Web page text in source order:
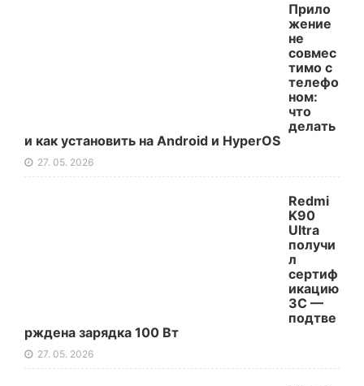
Прило
жение
не
совмес
тимо с
телефо
ном:
что
делать
и как установить на Android и HyperOS
27. 05. 2026
Redmi
K90
Ultra
получи
л
сертиф
икацию
3C —
подтве
рждена зарядка 100 Вт
27. 05. 2026